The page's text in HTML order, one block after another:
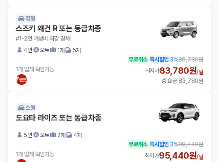
경형
스즈키 왜건 R 또는 동급차종
#1-2인 가성비 최강 경차!
4인
오토 1개 5개
1개 업체 확인가능
무료취소 즉시할인 3%86,780원
최저가83,780원/일
총 요금 83,780원
소형
도요타 라이즈 또는 동급차종
5인 오토 2개 4개
1개 업체 확인가능
무료취소 즉시할인 3%98,440원
최저가95,440원/일